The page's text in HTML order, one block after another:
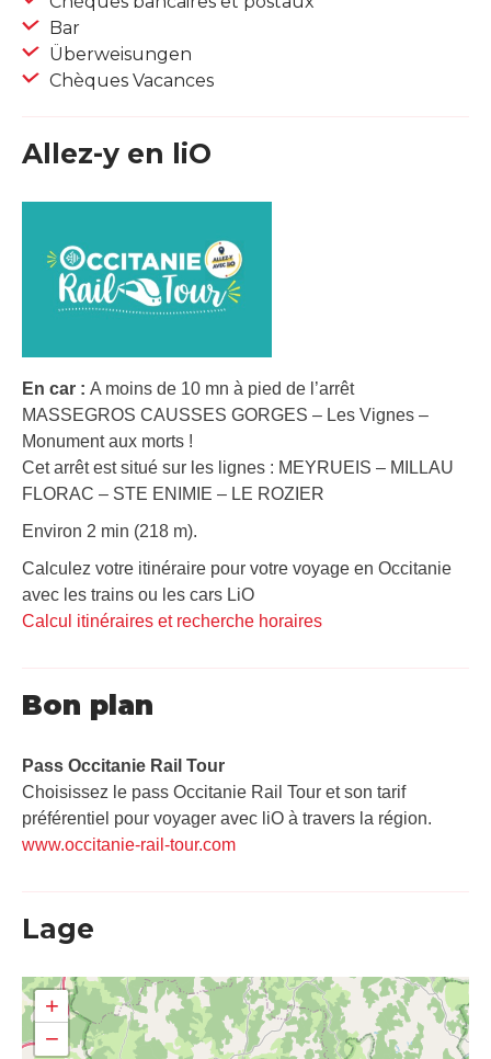
Bar
Überweisungen
Chèques Vacances
Allez-y en liO
En car : A moins de 10 mn à pied de l’arrêt
MASSEGROS CAUSSES GORGES – Les Vignes –
Monument aux morts !
Cet arrêt est situé sur les lignes : MEYRUEIS – MILLAU
FLORAC – STE ENIMIE – LE ROZIER
Environ 2 min (218 m).
Calculez votre itinéraire pour votre voyage en Occitanie
avec les trains ou les cars LiO
Calcul itinéraires et recherche horaires
Bon plan
Pass Occitanie Rail Tour​
Choisissez le pass Occitanie Rail Tour et son tarif
préférentiel pour voyager avec liO à travers la région.
www.occitanie-rail-tour.com
Lage
+
−